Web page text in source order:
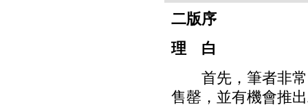
二版序
理 白
首先，筆者非常
售罄，並有機會推